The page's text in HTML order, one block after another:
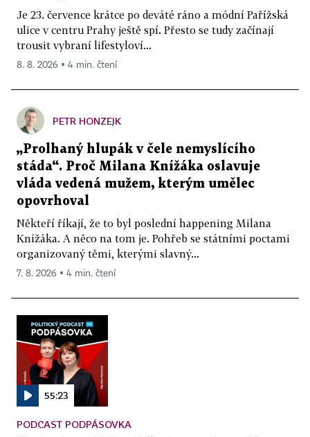
Je 23. července krátce po deváté ráno a módní Pařížská
ulice v centru Prahy ještě spí. Přesto se tudy začínají
trousit vybraní lifestyloví...
8. 8. 2026 ▪ 4 min. čtení
PETR HONZEJK
„Prolhaný hlupák v čele nemyslícího
stáda“. Proč Milana Knížáka oslavuje
vláda vedená mužem, kterým umělec
opovrhoval
Někteří říkají, že to byl poslední happening Milana
Knížáka. A něco na tom je. Pohřeb se státními poctami
organizovaný těmi, kterými slavný...
7. 8. 2026 ▪ 4 min. čtení
55:23
PODCAST PODPÁSOVKA